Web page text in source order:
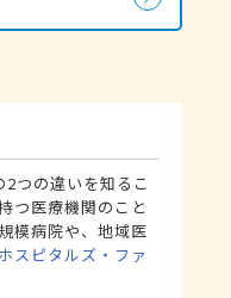
つの違いを知るこ
つ医療機関のこと
模病院や、地域医
スピタルズ・ファ